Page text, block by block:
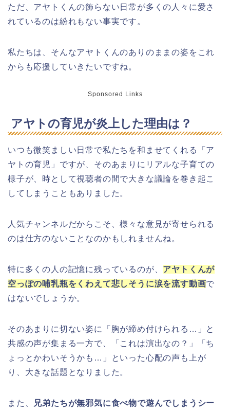
ただ、アヤトくんの飾らない日常が多くの人々に愛さ
れているのは紛れもない事実です。
私たちは、そんなアヤトくんのありのままの姿をこれ
からも応援していきたいですね。
Sponsored Links
アヤトの育児が炎上した理由は？
いつも微笑ましい日常で私たちを和ませてくれる「ア
ヤトの育児」ですが、そのあまりにリアルな子育ての
様子が、時として視聴者の間で大きな議論を巻き起こ
してしまうこともありました。
人気チャンネルだからこそ、様々な意見が寄せられる
のは仕方のないことなのかもしれませんね。
特に多くの人の記憶に残っているのが、 アヤトくんが
空っぽの哺乳瓶をくわえて悲しそうに涙を流す動画で
はないでしょうか。
そのあまりに切ない姿に「胸が締め付けられる…」と
共感の声が集まる一方で、「これは演出なの？」「ち
ょっとかわいそうかも…」といった心配の声も上が
り、大きな話題となりました。
また、
兄弟たちが無邪気に食べ物で遊んでしまうシー